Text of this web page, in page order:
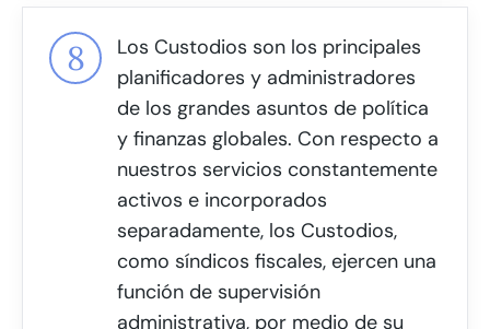
Los Custodios son los principales
planificadores y administradores
de los grandes asuntos de política
y finanzas globales. Con respecto a
nuestros servicios constantemente
activos e incorporados
separadamente, los Custodios,
como síndicos fiscales, ejercen una
función de supervisión
administrativa, por medio de su